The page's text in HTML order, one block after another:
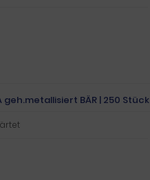
geh.metallisiert BÄR | 250 Stück